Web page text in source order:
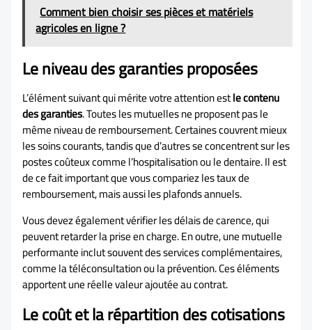
Comment bien choisir ses pièces et matériels
agricoles en ligne ?
Le niveau des garanties proposées
L’élément suivant qui mérite votre attention estle contenu
des garanties. Toutes les mutuelles ne proposent pas le
même niveau de remboursement. Certaines couvrent mieux
les soins courants, tandis que d’autres se concentrent sur les
postes coûteux comme l’hospitalisation ou le dentaire. Il est
de ce fait important que vous compariez les taux de
remboursement, mais aussi les plafonds annuels.
Vous devez également vérifier les délais de carence, qui
peuvent retarder la prise en charge. En outre, une mutuelle
performante inclut souvent des services complémentaires,
comme la téléconsultation ou la prévention. Ces éléments
apportent une réelle valeur ajoutée au contrat.
Le coût et la répartition des cotisations